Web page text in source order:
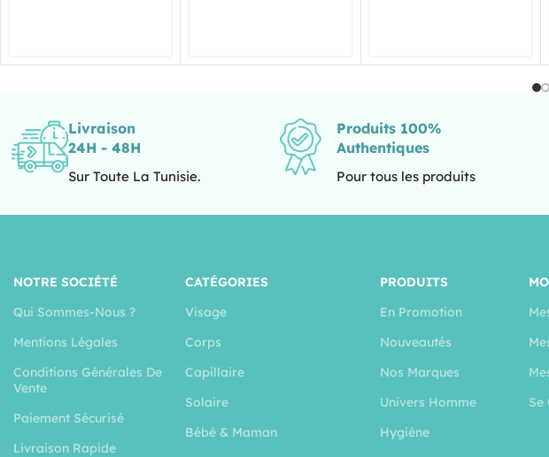
Livraison
24H - 48H
Sur Toute La Tunisie.
Produits 100%
Authentiques
Pour tous les produits
NOTRE SOCIÉTÉ
Qui Sommes-Nous ?
Mentions Légales
Conditions Générales De
Vente
Paiement Sécurisé
Livraison Rapide
CATÉGORIES
Visage
Corps
Capillaire
Solaire
Bébé & Maman
PRODUITS
En Promotion
Nouveautés
Nos Marques
Univers Homme
Hygiéne
Se